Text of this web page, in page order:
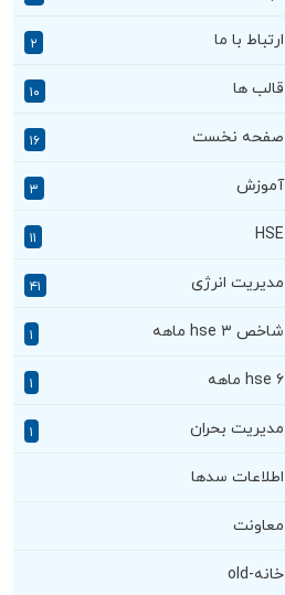
ارتباط با ما ۲
قالب ها ۱۰
صفحه نخست ۱۶
آموزش ۳
HSE ۱۱
مدیریت انرژی ۴۱
شاخص hse ۳ ماهه ۱
hse ۶ ماهه ۱
مدیریت بحران ۱
اطلاعات سدها
معاونت
خانه-old